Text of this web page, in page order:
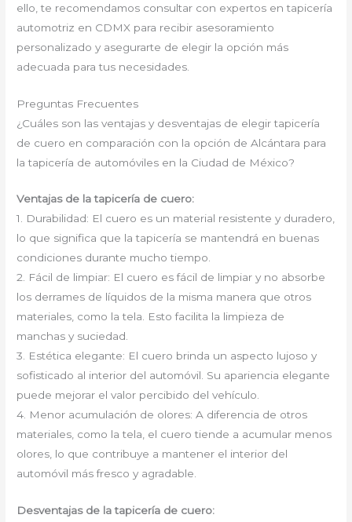
ello, te recomendamos consultar con expertos en tapicería
automotriz en CDMX para recibir asesoramiento
personalizado y asegurarte de elegir la opción más
adecuada para tus necesidades.
Preguntas Frecuentes
¿Cuáles son las ventajas y desventajas de elegir tapicería
de cuero en comparación con la opción de Alcántara para
la tapicería de automóviles en la Ciudad de México?
Ventajas de la tapicería de cuero:
1. Durabilidad: El cuero es un material resistente y duradero,
lo que significa que la tapicería se mantendrá en buenas
condiciones durante mucho tiempo.
2. Fácil de limpiar: El cuero es fácil de limpiar y no absorbe
los derrames de líquidos de la misma manera que otros
materiales, como la tela. Esto facilita la limpieza de
manchas y suciedad.
3. Estética elegante: El cuero brinda un aspecto lujoso y
sofisticado al interior del automóvil. Su apariencia elegante
puede mejorar el valor percibido del vehículo.
4. Menor acumulación de olores: A diferencia de otros
materiales, como la tela, el cuero tiende a acumular menos
olores, lo que contribuye a mantener el interior del
automóvil más fresco y agradable.
Desventajas de la tapicería de cuero: